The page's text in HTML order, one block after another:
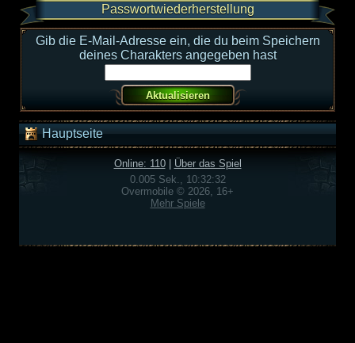
Passwortwiederherstellung
Gib die E-Mail-Adresse ein, die du beim Speichern
deines Charakters angegeben hast
Hauptseite
Online: 110| Über das Spiel
0.005 Sek., 10:32:32
Overmobile © 2026, 16+
Mehr Spiele